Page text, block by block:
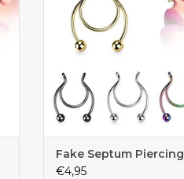
Fake Septum Piercing
€4,95